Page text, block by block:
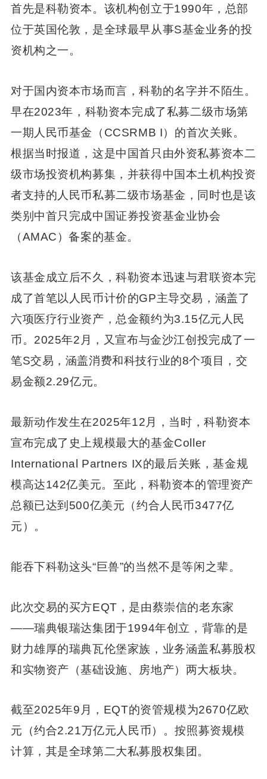
首先是科勒资本。该机构创立于1990年，总部
位于英国伦敦，是全球最早从事S基金业务的投
资机构之一。
对于国内资本市场而言，科勒的名字并不陌生。
早在2023年，科勒资本完成了私募二级市场第
一期人民币基金（CCSRMB I）的首次关账。
根据当时报道，这是中国首只由外资私募资本二
级市场投资机构募集，并获得中国本土机构投资
者支持的人民币私募二级市场基金，同时也是该
类别中首只完成中国证券投资基金业协会
（AMAC）备案的基金。
该基金成立后不久，科勒资本迅速与君联资本完
成了首笔以人民币计价的GP主导交易，涵盖了
六项医疗行业资产，总金额约为3.15亿元人民
币。2025年2月，又宣布与金沙江创投完成了一
笔S交易，涵盖消费和科技行业的8个项目，交
易金额2.29亿元。
最新动作发生在2025年12月，当时，科勒资本
宣布完成了史上规模最大的基金Coller
International Partners IX的最后关账，基金规
模高达142亿美元。至此，科勒资本的管理资产
总额已达到500亿美元（约合人民币3477亿
元）。
能吞下科勒这头“巨兽”的当然不是等闲之辈。
此次交易的买方EQT，是由蔡崇信的老东家
——瑞典银瑞达集团于1994年创立，背靠的是
财力雄厚的瑞典瓦伦堡家族，业务涵盖私募股权
和实物资产（基础设施、房地产）两大板块。
截至2025年9月，EQT的资管规模为2670亿欧
元（约合2.21万亿元人民币）。按照募资规模
计算，其是全球第二大私募股权集团。